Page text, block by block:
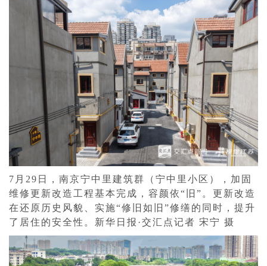
7月29日，南京宁中里建筑群（宁中里小区），加固
维修更新改造工程基本完成，容颜依“旧”。更新改造
在还原历史风貌、实施“修旧如旧”修缮的同时，提升
了居住的安全性。新华日报·交汇点记者 宋宁 摄